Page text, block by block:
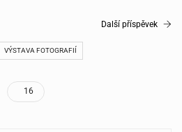
Další příspěvek
VÝSTAVA FOTOGRAFIÍ
16